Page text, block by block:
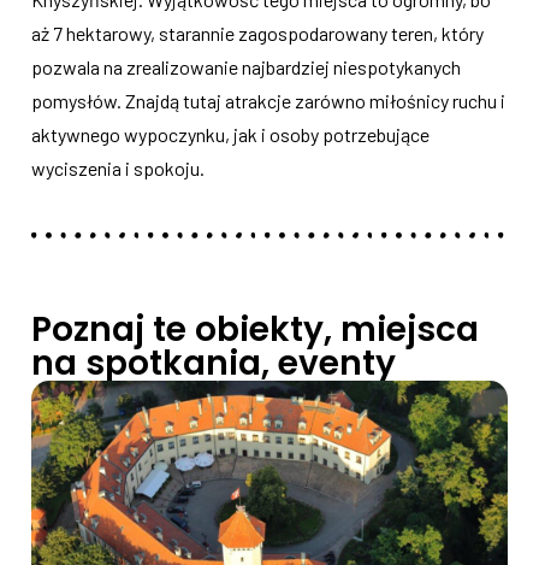
aż 7 hektarowy, starannie zagospodarowany teren, który
pozwala na zrealizowanie najbardziej niespotykanych
pomysłów. Znajdą tutaj atrakcje zarówno miłośnicy ruchu i
aktywnego wypoczynku, jak i osoby potrzebujące
wyciszenia i spokoju.
Poznaj te obiekty, miejsca
na spotkania, eventy